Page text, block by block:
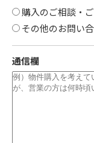
購入のご相談・
その他のお問い
通信欄